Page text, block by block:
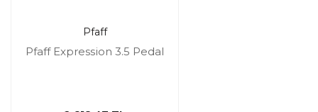
Pfaff
Pfaff Expression 3.5 Pedal